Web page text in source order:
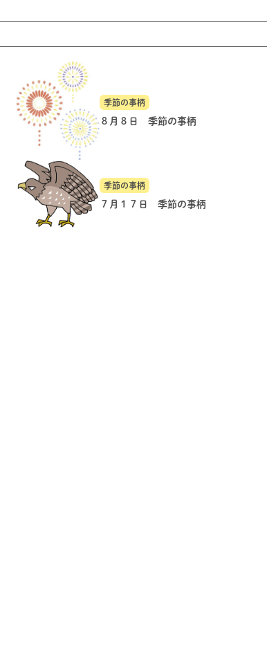
季節の事柄
８月８日 季節の事柄
季節の事柄
７月１７日 季節の事柄